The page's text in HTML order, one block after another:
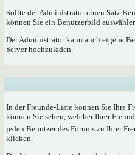
Sollte der Administrator einen Satz
können Sie ein Benutzerbild
Der Administrator kann auch eigene
Server hochzuladen.
In der Freunde-Liste können Sie Ihre
können Sie sehen, welcher Ihrer
jeden Benutzer des Forums zu Ihrer
klicken.